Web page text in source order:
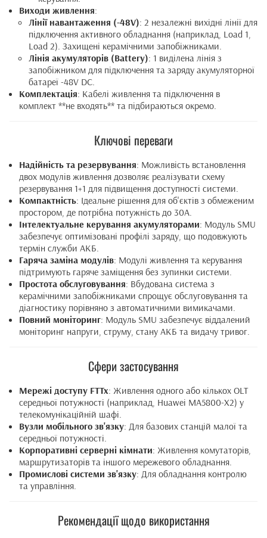
Виходи живлення:
Лінії навантаження (-48V): 2 незалежні вихідні лінії для
підключення активного обладнання (наприклад, Load 1,
Load 2). Захищені керамічними запобіжниками.
Лінія акумуляторів (Battery): 1 виділена лінія з
запобіжником для підключення та заряду акумуляторної
батареї -48V DC.
Комплектація: Кабелі живлення та підключення в
комплект **не входять** та підбираються окремо.
Ключові переваги
Надійність та резервування: Можливість встановлення
двох модулів живлення дозволяє реалізувати схему
резервування 1+1 для підвищення доступності системи.
Компактність: Ідеальне рішення для об'єктів з обмеженим
простором, де потрібна потужність до 30А.
Інтелектуальне керування акумуляторами: Модуль SMU
забезпечує оптимізовані профілі заряду, що подовжують
термін служби АКБ.
Гаряча заміна модулів: Модулі живлення та керування
підтримують гаряче заміщення без зупинки системи.
Простота обслуговування: Вбудована система з
керамічними запобіжниками спрощує обслуговування та
діагностику порівняно з автоматичними вимикачами.
Повний моніторинг: Модуль SMU забезпечує віддалений
моніторинг напруги, струму, стану АКБ та видачу тривог.
Сфери застосування
Мережі доступу FTTx: Живлення одного або кількох OLT
середньої потужності (наприклад, Huawei MA5800-X2) у
телекомунікаційній шафі.
Вузли мобільного зв'язку: Для базових станцій малої та
середньої потужності.
Корпоративні серверні кімнати: Живлення комутаторів,
маршрутизаторів та іншого мережевого обладнання.
Промислові системи зв'язку: Для обладнання контролю
та управління.
Рекомендації щодо використання